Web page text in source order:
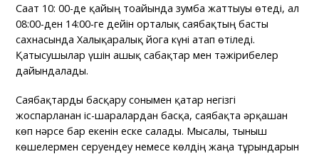
Сағат 10: 00-де қайың тоғайында зумба жаттығуы өтеді, ал
08:00-ден 14:00-ге дейін орталық саябақтың басты
сахнасында Халықаралық йога күні атап өтіледі.
Қатысушылар үшін ашық сабақтар мен тәжірибелер
дайындалады.
Саябақтарды басқару сонымен қатар негізгі
жоспарланған іс-шаралардан басқа, саябақта әрқашан
көп нәрсе бар екенін еске салады. Мысалы, тыныш
көшелермен серуендеу немесе көлдің жаңа тұрғындарын